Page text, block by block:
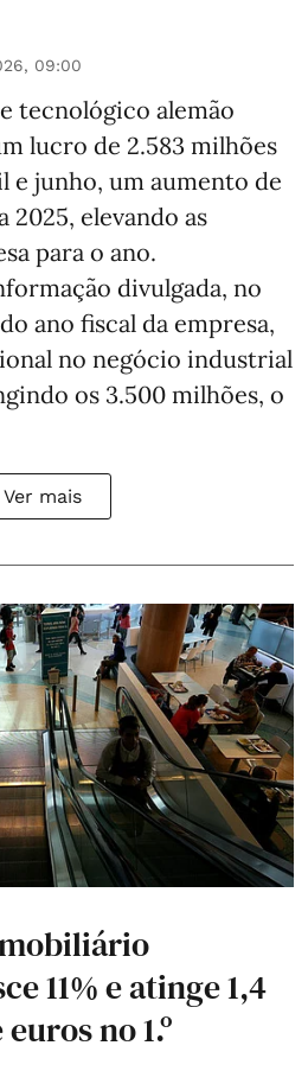
09:00
tecnológico alemão
lucro de 2.583 milhões
e junho, um aumento de
2025, elevando as
para o ano.
divulgada, no
ano fiscal da empresa,
no negócio industrial
os 3.500 milhões, o
Ver mais
11% e atinge 1,4
no 1.º